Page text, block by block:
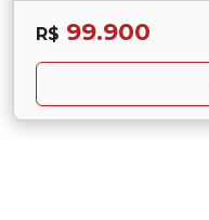
R$ 99.900